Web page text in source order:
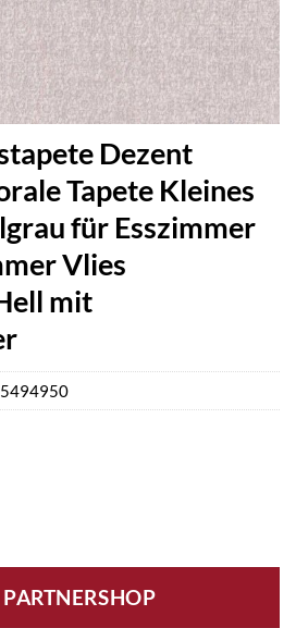
Dezent
Tapete Kleines
für Esszimmer
Vlies
mit